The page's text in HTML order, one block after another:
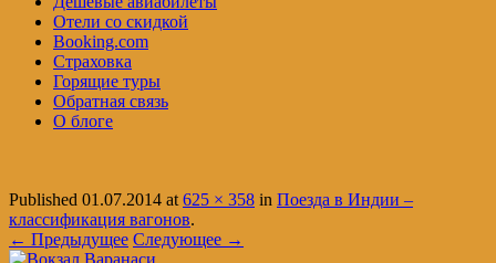
Отели со скидкой
Booking.com
Страховка
Горящие туры
Обратная связь
О блоге
Published 01.07.2014 at625 × 358 in Поезда в Индии –
классификация вагонов.
← Предыдущее Следующее →